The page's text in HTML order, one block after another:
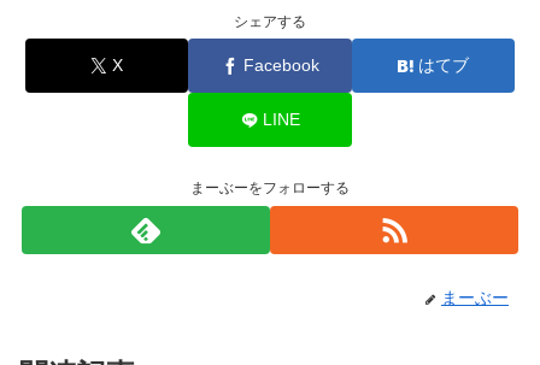
シェアする
X Facebook はてブ
LINE
まーぶーをフォローする
まーぶー